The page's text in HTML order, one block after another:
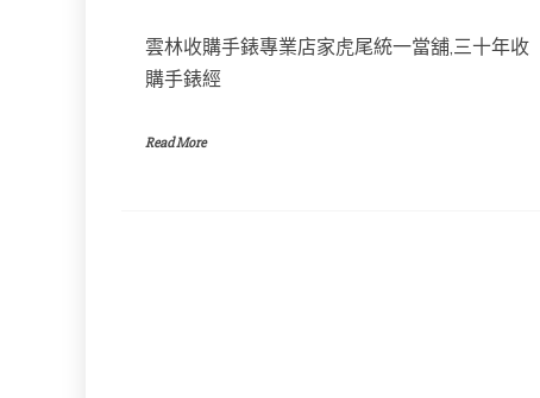
雲林收購手錶專業店家虎尾統一當舖,三十年收
購手錶經
Read More